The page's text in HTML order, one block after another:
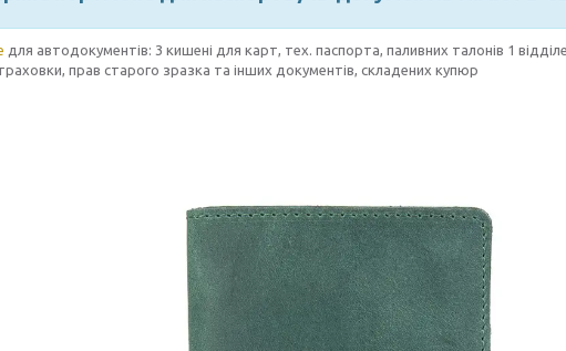
для автодокументів: 3 кишені для карт, тех. паспорта, паливних талонів 1
прав старого зразка та інших документів, складених купюр